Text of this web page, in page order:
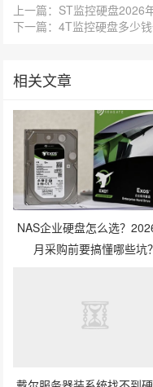
下一篇：4T监控硬盘多少
相关文章
NAS企业硬盘怎么选？
月采购前要搞懂哪些坑？